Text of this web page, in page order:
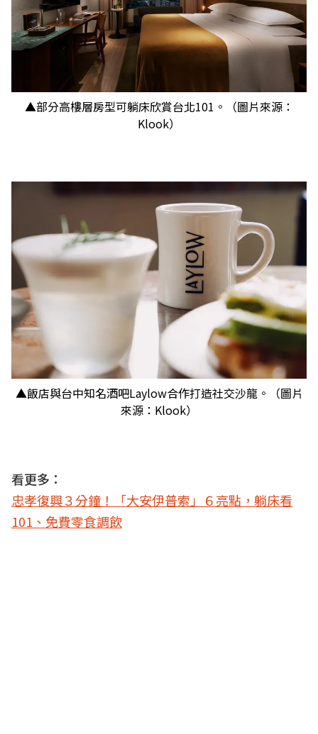
▲部分高樓層房型可躺床欣賞台北101。（圖片來源：
Klook）
▲飯店與台中知名酒吧Laylow合作打造社交沙龍。（圖片
來源：Klook）
看更多：
忠孝復興３分鐘！「大安伊普索」６亮點，躺床看
101、免費零食調飲